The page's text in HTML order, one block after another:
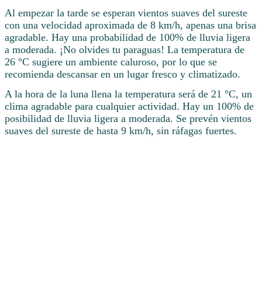
Al empezar la tarde se esperan vientos suaves del sureste
con una velocidad aproximada de 8 km/h, apenas una brisa
agradable. Hay una probabilidad de 100% de lluvia ligera
a moderada. ¡No olvides tu paraguas! La temperatura de
26 °C sugiere un ambiente caluroso, por lo que se
recomienda descansar en un lugar fresco y climatizado.
A la hora de la luna llena la temperatura será de 21 °C, un
clima agradable para cualquier actividad. Hay un 100% de
posibilidad de lluvia ligera a moderada. Se prevén vientos
suaves del sureste de hasta 9 km/h, sin ráfagas fuertes.